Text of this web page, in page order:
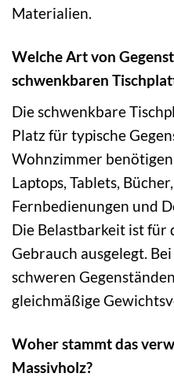
Materialien.
Welche Art von
schwenkbaren
Die schwenkbare
Platz für typische
Wohnzimmer
Laptops, Tablets,
Fernbedienungen und
Die Belastbarkeit ist für
Gebrauch ausgelegt.
schweren
gleichmäßige
Woher stammt das
Massivholz?